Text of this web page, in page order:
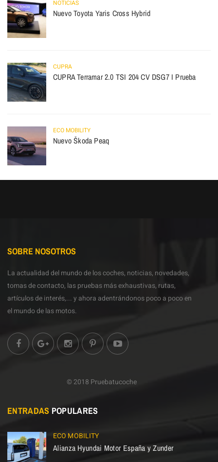
NOTICIAS
Nuevo Toyota Yaris Cross Hybrid
CUPRA
CUPRA Terramar 2.0 TSI 204 CV DSG7 I Prueba
ECO MOBILITY
Nuevo Škoda Peaq
SOBRE NOSOTROS
La actualidad del mundo de los coches, noticias, novedades,
tomas de contacto, las pruebas más exhaustivas, rutas,
artículos de interés,... y ahora adentrándonos poco a poco en
el mundo de las motos.
© 2018 Pruebatucoche
ENTRADAS POPULARES
ECO MOBILITY
Alianza Hyundai Motor España y Zunder